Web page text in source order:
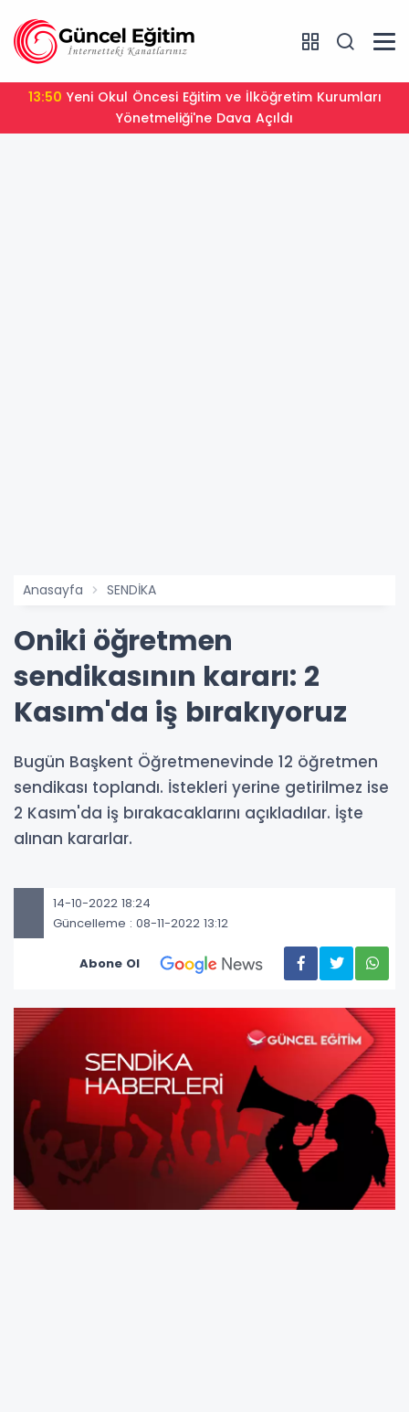
13:50
Yönetmeliği'ne Dava Açıldı
Anasayfa SENDİKA
Oniki öğretmen
sendikasının kararı: 2
Kasım'da iş bırakıyoruz
Bugün Başkent Öğretmenevinde 12 öğretmen
sendikası toplandı. İstekleri yerine getirilmez ise
2 Kasım'da iş bırakacaklarını açıkladılar. İşte
alınan kararlar.
14-10-2022 18:24
Güncelleme : 08-11-2022 13:12
Abone Ol